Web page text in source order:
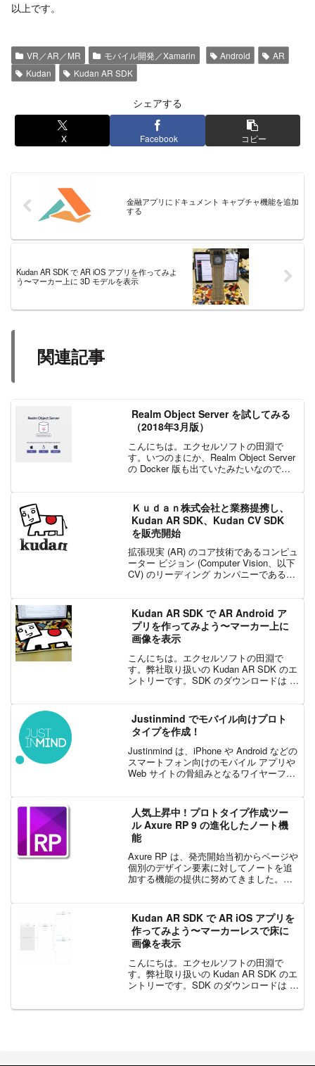
以上です。
VR／AR／MR モバイル開発／Xamarin Android
AR
Kudan
Kudan AR SDK
シェアする
X Facebook コピー
金融アプリにドキュメント キャプチャ機能を追加
する
Kudan AR SDK で AR iOS アプリを作ってみよ
う〜マーカー上に 3D モデルを表示
関連記事
Realm Object Server を試してみる
（2018年3月版）
こんにちは。エクセルソフトの田淵で
す。いつのまにか、Realm Object Server
の Docker 版も出ていたみたいなので、
ね。Docker ...
Ｋｕｄａｎ株式会社と業務提携し、
Kudan AR SDK、Kudan CV SDK
を販売開始
拡張現実 (AR) のコア技術であるコンピュ
ーター ビジョン (Computer Vision、以下
CV) のリーディング カンパニーであるＫ
プリ開発向けの...
Kudan AR SDK で AR Android ア
プリを作ってみよう〜マーカー上に
画像を表示
こんにちは。エクセルソフトの田淵で
す。弊社取り扱いの Kudan AR SDK のエ
ントリーです。SDK のダウンロードは こ
でご利用いただけます。企業の方は有
料...
Justinmind でモバイル向けプロト
タイプを作成！
Justinmind は、iPhone や Android などの
スマートフォン向けのモバイル アプリや
Web サイトの骨組みとなるワイヤーフレ
プへの画像...
人気上昇中 ! プロトタイプ作成ツー
ル Axure RP 9 の進化したノート機
能
Axure RP は、発売開始当初からページや
個別のデザイン要素に対してノートを追
加する機能の提供に努めてきました。発
今までに、仕様書内だけなく、一定の制
限はありますが...
Kudan AR SDK で AR iOS アプリを
作ってみよう〜マーカーレスで床に
画像を表示
こんにちは。エクセルソフトの田淵で
す。弊社取り扱いの Kudan AR SDK のエ
ントリーです。SDK のダウンロードは こ
た開発と、個人開発者のリリースは無料